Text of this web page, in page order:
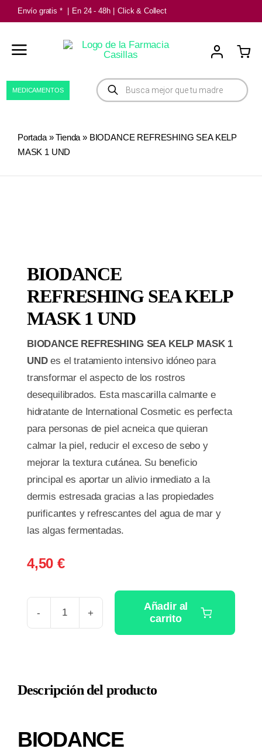
Saltar
al
contenido
Envío gratis * En 24 - 48h Click & Collect
Búsqueda
de
productos
MEDICAMENTOS
Portada»Tienda » BIODANCE REFRESHING SEA KELP
MASK 1 UND
BIODANCE
REFRESHING SEA KELP
MASK 1 UND
BIODANCE REFRESHING SEA KELP MASK 1
UNDes el tratamiento intensivo idóneo para
transformar el aspecto de los rostros
desequilibrados. Esta mascarilla calmante e
hidratante de International Cosmetic es perfecta
para personas de piel acneica que quieran
calmar la piel, reducir el exceso de sebo y
mejorar la textura cutánea. Su beneficio
principal es aportar un alivio inmediato a la
dermis estresada gracias a las propiedades
purificantes y refrescantes del agua de mar y
las algas fermentadas.
4,50 €
REFRESHING
MASK
cantidad
Añadir al
carrito
Descripción del producto
BIODANCE